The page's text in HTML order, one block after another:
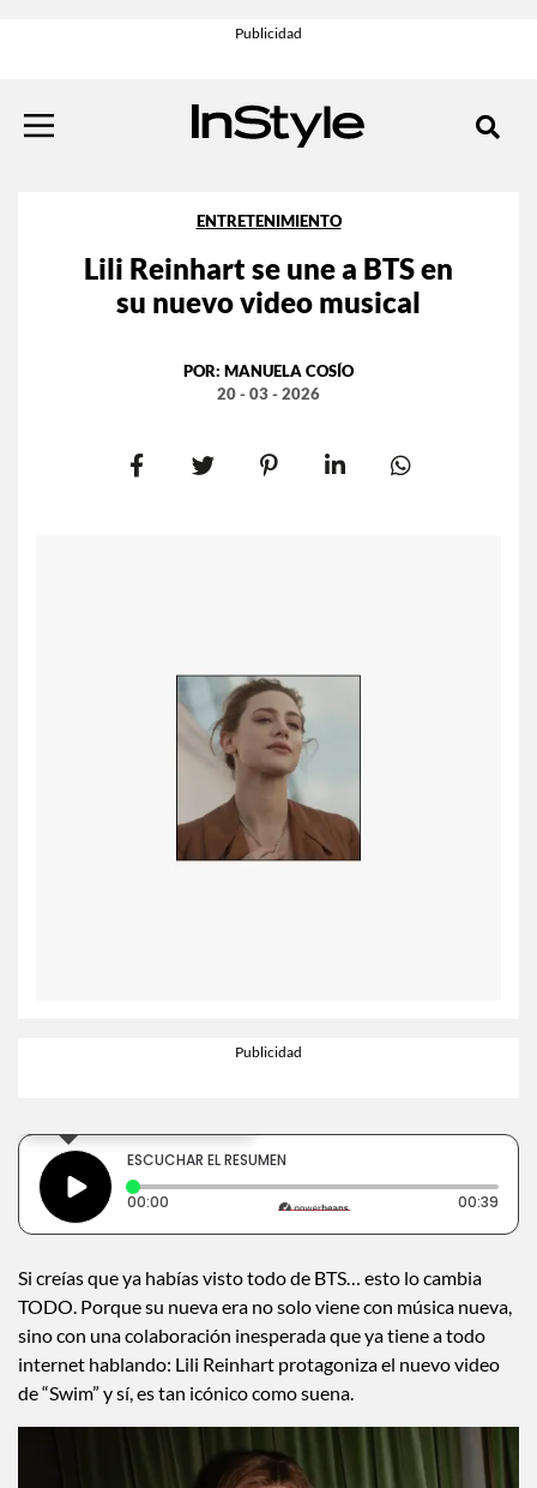
ENTRETENIMIENTO
Lili Reinhart se une a BTS en
su nuevo video musical
POR: MANUELA COSÍO
20 - 03 - 2026
ESCUCHAR EL RESUMEN
00:00 Tiempo transcurrido: 0 segundos 00:39
Si creías que ya habías visto todo de BTS… esto lo cambia
TODO. Porque su nueva era no solo viene con música nueva,
sino con una colaboración inesperada que ya tiene a todo
internet hablando: Lili Reinhart protagoniza el nuevo video
de “Swim” y sí, es tan icónico como suena.